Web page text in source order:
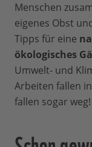
Menschen
eigenes Obst
Tipps für eine
ökologisches
Umwelt- und
Arbeiten fallen
fallen sogar weg!